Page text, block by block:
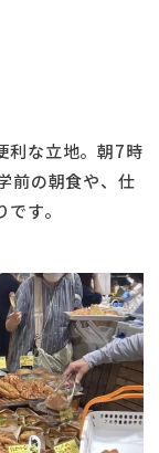
利な立地。朝7時
前の朝食や、仕
す。